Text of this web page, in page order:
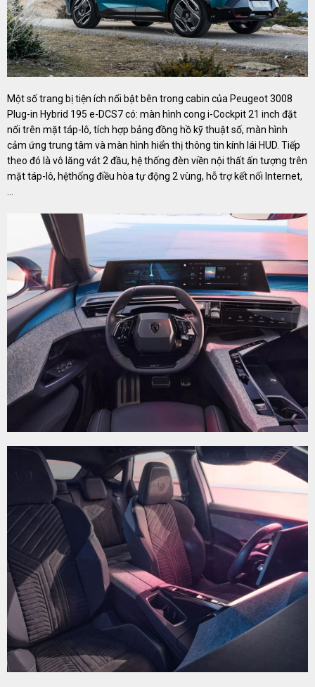
Một số trang bị tiện ích nổi bật bên trong cabin của Peugeot 3008
Plug-in Hybrid 195 e-DCS7 có: màn hình cong i-Cockpit 21 inch đặt
nổi trên mặt táp-lô, tích hợp bảng đồng hồ kỹ thuật số, màn hình
cảm ứng trung tâm và màn hình hiển thị thông tin kính lái HUD. Tiếp
theo đó là vô lăng vát 2 đầu, hệ thống đèn viền nội thất ấn tượng trên
mặt táp-lô, hệthống điều hòa tự động 2 vùng, hỗ trợ kết nối Internet,
…